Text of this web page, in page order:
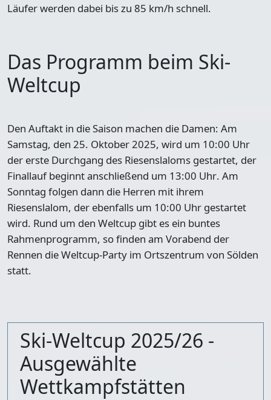
Läufer werden dabei bis zu 85 km/h schnell.
Das Programm beim Ski-
Weltcup
Den Auftakt in die Saison machen die Damen: Am
Samstag, den 25. Oktober 2025, wird um 10:00 Uhr
der erste Durchgang des Riesenslaloms gestartet, der
Finallauf beginnt anschließend um 13:00 Uhr. Am
Sonntag folgen dann die Herren mit ihrem
Riesenslalom, der ebenfalls um 10:00 Uhr gestartet
wird. Rund um den Weltcup gibt es ein buntes
Rahmenprogramm, so finden am Vorabend der
Rennen dieWeltcup-Party im Ortszentrum von Sölden
statt.
Ski-Weltcup 2025/26 -
Ausgewählte
Wettkampfstätten